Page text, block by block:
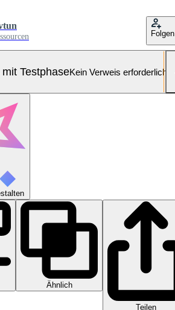
Folgen
TestphaseKein Verweis erforderlich
Ähnlich
Teilen